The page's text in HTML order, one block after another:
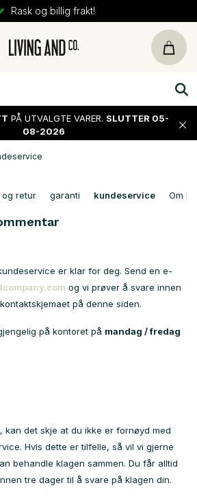
Rask og billig frakt!
PÅ UTVALGTE VARER. SLUTTER 05-
08-2026
og retur garanti kundeservice Om
er klar for deg. Send en e-
og vi prøver å svare innen
på denne siden.
på kontoret på mandag / fredag
kan det skje at du ikke er fornøyd med
Hvis dette er tilfelle, så vil vi gjerne
behandle klagen sammen. Du får alltid
tre dager til å svare på klagen din.